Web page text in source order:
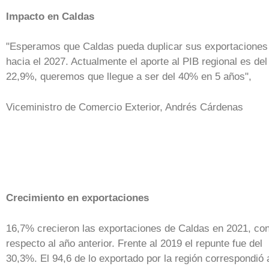
Impacto en Caldas
"Esperamos que Caldas pueda duplicar sus exportaciones
hacia el 2027. Actualmente el aporte al PIB regional es del
22,9%, queremos que llegue a ser del 40% en 5 años",
Viceministro de Comercio Exterior, Andrés Cárdenas
Crecimiento en exportaciones
16,7% crecieron las exportaciones de Caldas en 2021,
respecto al año anterior. Frente al 2019 el repunte fue del
30,3%. El 94,6 de lo exportado por la región correspondió